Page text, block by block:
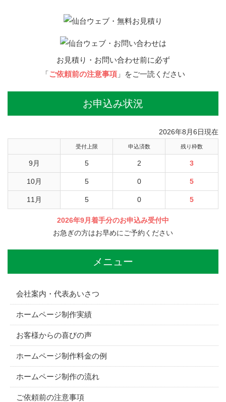
お見積り・お問い合わせ前に必ず
「ご依頼前の注意事項」をご一読ください
お申込み状況
2026年8月6日現在
受付上限 申込済数 残り枠数
9月 5 2 3
10月 5 0 5
11月 5 0 5
2026年9月着手分のお申込み受付中
お急ぎの方はお早めにご予約ください
メニュー
会社案内・代表あいさつ
ホームページ制作実績
お客様からの喜びの声
ホームページ制作料金の例
ホームページ制作の流れ
ご依頼前の注意事項